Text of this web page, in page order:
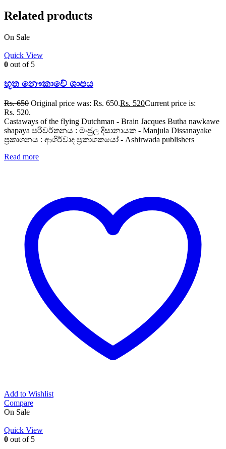
Related products
On Sale
Quick View
0 out of 5
භූත නෞකාවේ ශාපය
Rs.650 Original price was: Rs. 650.Rs. 520Current price is:
Rs. 520.
Castaways of the flying Dutchman - Brain Jacques Butha nawkawe
shapaya පරිවර්තනය : මංජුල දිසානායක - Manjula Dissanayake
ප්‍රකාශනය : ආශිර්වාද ප්‍රකාශකයෝ - Ashirwada publishers
Read more
Add to Wishlist
Compare
On Sale
Quick View
0 out of 5